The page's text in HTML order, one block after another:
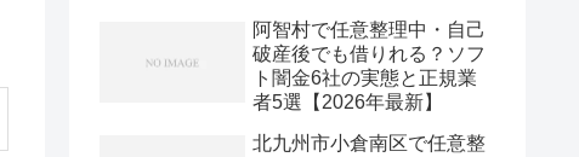
阿智村で任意整理中・自己
破産後でも借りれる？ソフ
ト闇金6社の実態と正規業
者5選【2026年最新】
北九州市小倉南区で任意整